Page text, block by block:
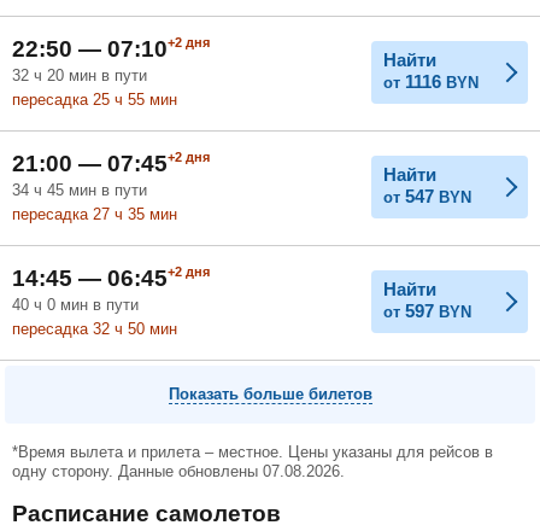
22:50 — 07:10+2 дня
32 ч 20 мин в пути
пересадка 25 ч 55 мин
Найти
от 1116 BYN
21:00 — 07:45+2 дня
34 ч 45 мин в пути
пересадка 27 ч 35 мин
Найти
от 547 BYN
14:45 — 06:45+2 дня
40 ч 0 мин в пути
пересадка 32 ч 50 мин
Найти
от 597 BYN
Показать больше билетов
*Время вылета и прилета – местное. Цены указаны для рейсов в
одну сторону. Данные обновлены 07.08.2026.
Расписание самолетов